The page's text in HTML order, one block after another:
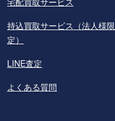
持込買取サービス（法人様限
定）
LINE査定
よくある質問